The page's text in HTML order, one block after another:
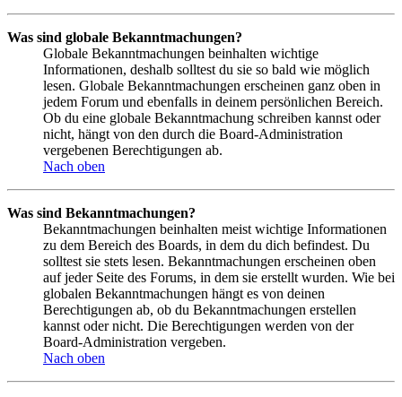
Was sind globale Bekanntmachungen?
Globale Bekanntmachungen beinhalten wichtige
Informationen, deshalb solltest du sie so bald wie möglich
lesen. Globale Bekanntmachungen erscheinen ganz oben in
jedem Forum und ebenfalls in deinem persönlichen Bereich.
Ob du eine globale Bekanntmachung schreiben kannst oder
nicht, hängt von den durch die Board-Administration
vergebenen Berechtigungen ab.
Nach oben
Was sind Bekanntmachungen?
Bekanntmachungen beinhalten meist wichtige Informationen
zu dem Bereich des Boards, in dem du dich befindest. Du
solltest sie stets lesen. Bekanntmachungen erscheinen oben
auf jeder Seite des Forums, in dem sie erstellt wurden. Wie bei
globalen Bekanntmachungen hängt es von deinen
Berechtigungen ab, ob du Bekanntmachungen erstellen
kannst oder nicht. Die Berechtigungen werden von der
Board-Administration vergeben.
Nach oben